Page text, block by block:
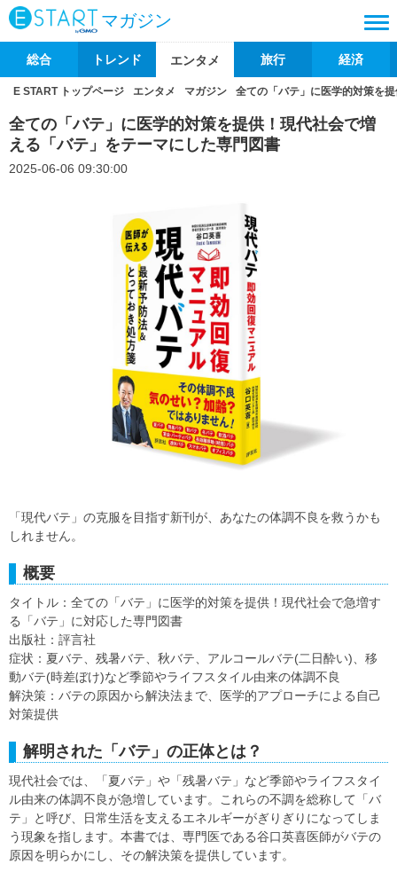
マガジン
総合 トレンド エンタメ 旅行 経済
E START トップページ エンタメ マガジン 全ての「バテ」に医学的対策を
全ての「バテ」に医学的対策を提供！現代社会で増
える「バテ」をテーマにした専門図書
2025-06-06 09:30:00
「現代バテ」の克服を目指す新刊が、あなたの体調不良を救うかも
しれません。
概要
タイトル：全ての「バテ」に医学的対策を提供！現代社会で急増す
る「バテ」に対応した専門図書
出版社：評言社
症状：夏バテ、残暑バテ、秋バテ、アルコールバテ(二日酔い)、移
動バテ(時差ぼけ)など季節やライフスタイル由来の体調不良
解決策：バテの原因から解決法まで、医学的アプローチによる自己
対策提供
解明された「バテ」の正体とは？
現代社会では、「夏バテ」や「残暑バテ」など季節やライフスタイ
ル由来の体調不良が急増しています。これらの不調を総称して「バ
テ」と呼び、日常生活を支えるエネルギーがぎりぎりになってしま
う現象を指します。本書では、専門医である谷口英喜医師がバテの
原因を明らかにし、その解決策を提供しています。